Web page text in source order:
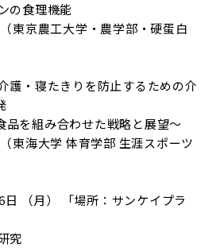
の食理機能
東京農工大学・農学部・硬蛋白
護・寝たきりを防止するための介
を組み合わせた戦略と展望～
東海大学 体育学部 生涯スポーツ
（月） 「場所：サンケイプラ
究